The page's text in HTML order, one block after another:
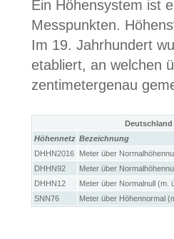
Ein Höhensystem ist
Messpunkten.
Im 19. Jahrhundert
etabliert, an welchen
zentimetergenau
Höhennetz Bezeichnung
DHHN2016
Meter über
DHHN92
Meter über
DHHN12
Meter über Normalnull (m.
SNN76
Meter über Höhennormal